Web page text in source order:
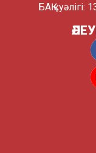
БАҚ